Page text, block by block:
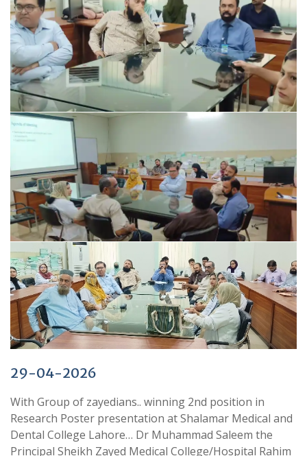
29-04-2026
With Group of zayedians.. winning 2nd position in
Research Poster presentation at Shalamar Medical and
Dental College Lahore… Dr Muhammad Saleem the
Principal Sheikh Zayed Medical College/Hospital Rahim